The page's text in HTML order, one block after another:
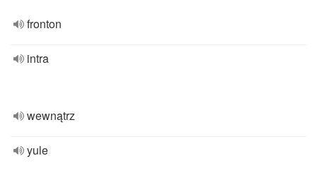
fronton
intra
wewnątrz
yule